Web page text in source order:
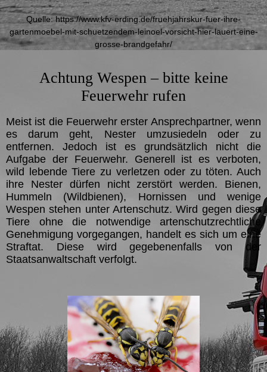
Quelle: https://www.kfv-erding.de/fruehjahrskur-fuer-ihre-
gartenmoebel-mit-schuetzendem-leinoel-vorsicht-hier-lauert-eine-
grosse-brandgefahr/
Achtung Wespen – bitte keine
Feuerwehr rufen
Meist ist die Feuerwehr erster Ansprechpartner, wenn
es darum geht, Nester umzusiedeln oder zu
entfernen. Jedoch ist es grundsätzlich nicht die
Aufgabe der Feuerwehr. Generell ist es verboten,
wild lebende Tiere zu verletzen oder zu töten. Auch
ihre Nester dürfen nicht zerstört werden. Bienen,
Hummeln (Wildbienen), Hornissen und wenige
Wespen stehen unter Artenschutz. Wird gegen diese
Tiere ohne die notwendige artenschutzrechtliche
Genehmigung vorgegangen, handelt es sich um eine
Straftat. Diese wird gegebenenfalls von der
Staatsanwaltschaft verfolgt.